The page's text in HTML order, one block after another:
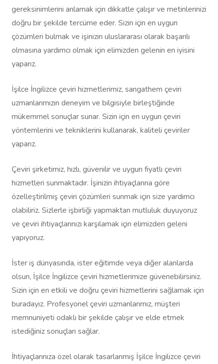
gereksinimlerini anlamak için dikkatle çalışır ve metinlerinizi
doğru bir şekilde tercüme eder. Sizin için en uygun
çözümleri bulmak ve işinizin uluslararası olarak başarılı
olmasına yardımcı olmak için elimizden gelenin en iyisini
yaparız.
İşilce İngilizce çeviri hizmetlerimiz, sangathem çeviri
uzmanlarımızın deneyim ve bilgisiyle birleştiğinde
mükemmel sonuçlar sunar. Sizin için en uygun çeviri
yöntemlerini ve tekniklerini kullanarak, kaliteli çeviriler
yaparız.
Çeviri şirketimiz, hızlı, güvenilir ve uygun fiyatlı çeviri
hizmetleri sunmaktadır. İşinizin ihtiyaçlarına göre
özelleştirilmiş çeviri çözümleri sunmak için size yardımcı
olabiliriz. Sizlerle işbirliği yapmaktan mutluluk duyuyoruz
ve çeviri ihtiyaçlarınızı karşılamak için elimizden geleni
yapıyoruz.
İster iş dünyasında, ister eğitimde veya diğer alanlarda
olsun, İşilce İngilizce çeviri hizmetlerimize güvenebilirsiniz.
Sizin için en etkili ve doğru çeviri hizmetlerini sağlamak için
buradayız. Profesyonel çeviri uzmanlarımız, müşteri
memnuniyeti odaklı bir şekilde çalışır ve elde etmek
istediğiniz sonuçları sağlar.
İhtiyaçlarınıza özel olarak tasarlanmış İşilce İngilizce çeviri